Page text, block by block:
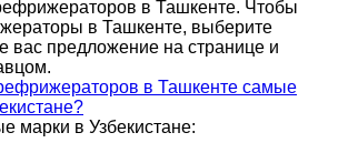
в Ташкенте. Чтобы
в Ташкенте, выберите
вас предложение на странице и
в Ташкенте самые
марки в Узбекистане: